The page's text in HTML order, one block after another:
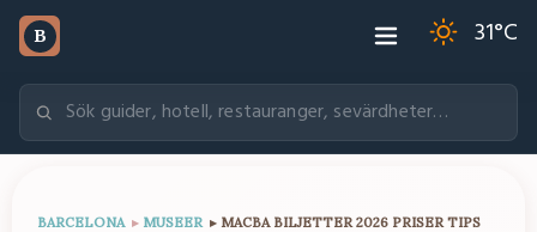
B 31°C
BARCELONA ▸ MUSEER ▸ MACBA BILJETTER 2026 PRISER TIPS